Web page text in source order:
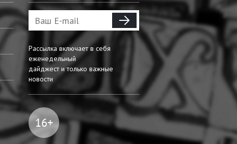
Рассылка включает в себя
еженедельный
дайджест и только важные
новости